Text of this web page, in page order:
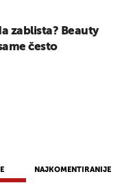
NAJKOMENTIRANIJE
zablista? Beauty
često